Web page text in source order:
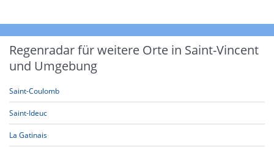
Regenradar für weitere Orte in Saint-Vincent
und Umgebung
Saint-Coulomb
Saint-Ideuc
La Gatinais